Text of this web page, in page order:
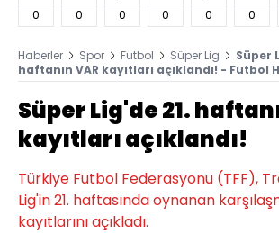
0 0 0 0 0 0
Haberler Spor Futbol Süper Lig
Süper
haftanın VAR kayıtları açıklandı! - Futbol
Süper Lig'de 21.
kayıtları açıklandı!
Türkiye Futbol Federasyonu (TFF),
Lig'in 21. haftasında oynanan
kayıtlarını açıkladı.